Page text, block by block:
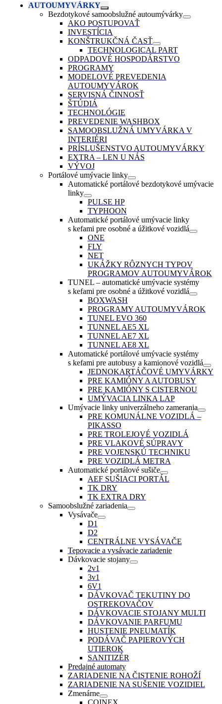
AUTOUMYVÁRKY
Bezdotykové samoobslužné autoumývárky
AKO POSTUPOVAŤ
INVESTÍCIA
KONŠTRUKČNÁ ČASŤ
TECHNOLOGICAL PART
ODPADOVÉ HOSPODÁRSTVO
PROGRAMY
MODELOVÉ PREVEDENIA
AUTOUMYVÁROK
SERVISNÁ ČINNOSŤ
ŠTÚDIÁ
TECHNOLÓGIE
PREVEDENIE WASHBOX
SAMOOBSLUŽNÁ UMYVÁRKA V
INTERIÉRI
PRÍSLUŠENSTVO AUTOUMYVÁRKY
EXTRA – LEN U NÁS
VÝVOJ
Portálové umývacie linky
Automatické portálové bezdotykové umývacie
linky
PULSE HP
TYPHOON
Automatické portálové umývacie linky
s kefami pre osobné a úžitkové vozidlá
ONE
FLY
NET
UKÁŽKY RÔZNYCH TYPOV
PROGRAMOV AUTOUMYVÁROK
TUNEL – automatické umývacie systémy
s kefami pre osobné a úžitkové vozidlá
BOXWASH
PROGRAMY AUTOUMYVÁROK
TUNEL EVO 360
TUNNEL AE5 XL
TUNNEL AE7 XL
TUNNEL AE8 XL
Automatické portálové umývacie systémy
s kefami pre autobusy a kamionové vozidlá
JEDNOKARTÁČOVÉ UMYVÁRKY
PRE KAMIÓNY A AUTOBUSY
PRE KAMIÓNY S CISTERNOU
UMÝVACIA LINKA LAP
Umývacie linky univerzálneho zamerania
PRE KOMUNÁLNE VOZIDLÁ –
PIKASSO
PRE TROLEJOVÉ VOZIDLÁ
PRE VLAKOVÉ SÚPRAVY
PRE VOJENSKÚ TECHNIKU
PRE VOZIDLÁ METRA
Automatické portálové sušiče
AEF SUŠIACI PORTÁL
TK DRY
TK EXTRA DRY
Samoobslužné zariadenia
Vysávače
D1
D2
CENTRÁLNE VYSÁVAČE
Tepovacie a vysávacie zariadenie
Dávkovacie stojany
2v1
3v1
6V1
DÁVKOVAČ TEKUTINY DO
OSTREKOVAČOV
DÁVKOVACIE STOJANY MULTI
DÁVKOVANIE PARFUMU
HUSTENIE PNEUMATÍK
PODÁVAČ PAPIEROVÝCH
UTIEROK
SANITIZÉR
Predajné automaty
ZARIADENIE NA ČISTENIE ROHOŽÍ
ZARIADENIE NA SUŠENIE VOZIDIEL
Zmenárne
COINEX